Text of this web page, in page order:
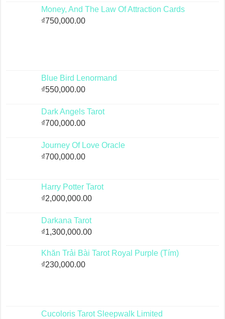
Money, And The Law Of Attraction Cards
₫750,000.00
Blue Bird Lenormand
₫550,000.00
Dark Angels Tarot
₫700,000.00
Journey Of Love Oracle
₫700,000.00
Harry Potter Tarot
₫2,000,000.00
Darkana Tarot
₫1,300,000.00
Khăn Trải Bài Tarot Royal Purple (Tím)
₫230,000.00
Cucoloris Tarot Sleepwalk Limited